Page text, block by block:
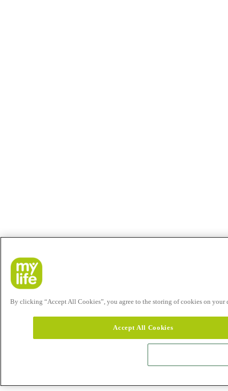
By clicking “Accept All Cookies”, you agree to the storing of cookies on your
Accept All Cookies